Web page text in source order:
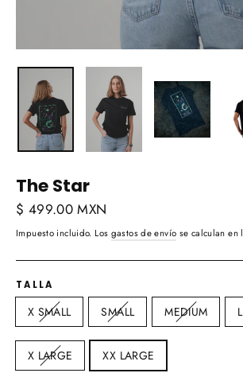
The Star
Precio
habitual
$ 499.00 MXN
Impuesto incluido. Los gastos de envío se calculan
TALLA
X SMALL SMALL MEDIUM
X LARGE XX LARGE